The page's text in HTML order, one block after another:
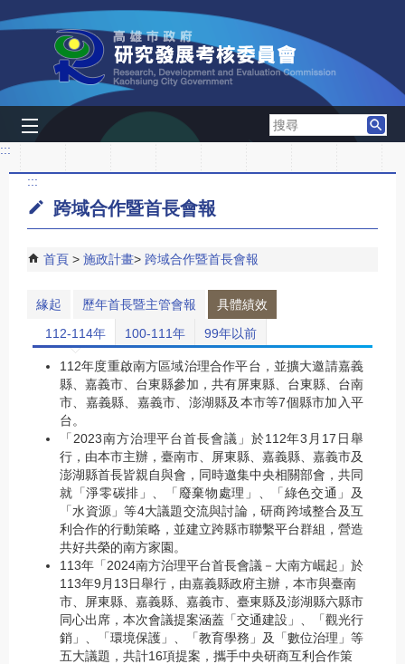
跳到主要內容區塊
搜
尋
:::
:::
跨域合作暨首長會報
首頁 施政計畫 跨域合作暨首長會報
緣起 歷年首長暨主管會報
具體績效
112-114年
100-111年 99年以前
112年度重啟南方區域治理合作平台，並擴大邀請嘉義
縣、嘉義市、台東縣參加，共有屏東縣、台東縣、台南
市、嘉義縣、嘉義市、澎湖縣及本市等7個縣市加入平
台。
「2023南方治理平台首長會議」於112年3月17日舉
行，由本市主辦，臺南市、屏東縣、嘉義縣、嘉義市及
澎湖縣首長皆親自與會，同時邀集中央相關部會，共同
就「淨零碳排」、「廢棄物處理」、「綠色交通」及
「水資源」等4大議題交流與討論，研商跨域整合及互
利合作的行動策略，並建立跨縣市聯繫平台群組，營造
共好共榮的南方家園。
113年「2024南方治理平台首長會議－大南方崛起」於
113年9月13日舉行，由嘉義縣政府主辦，本市與臺南
市、屏東縣、嘉義縣、嘉義市、臺東縣及澎湖縣六縣市
同心出席，本次會議提案涵蓋「交通建設」、「觀光行
銷」、「環境保護」、「教育學務」及「數位治理」等
五大議題，共計16項提案，攜手中央研商互利合作策